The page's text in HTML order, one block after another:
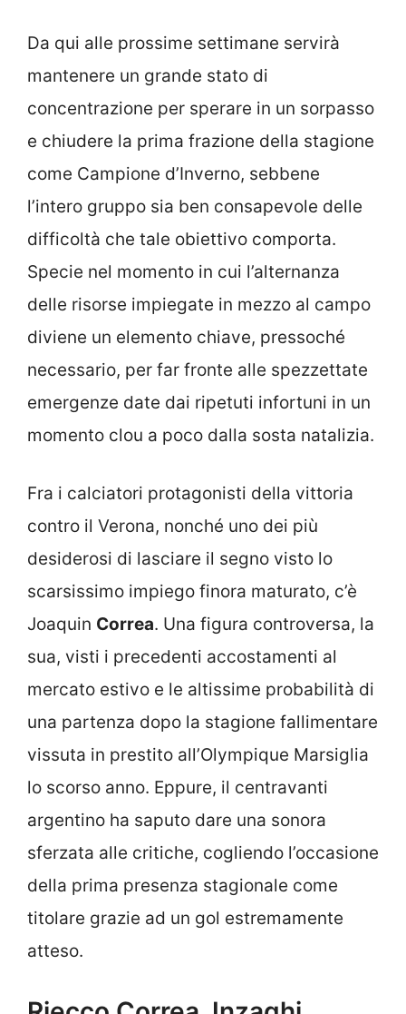
Da qui alle prossime settimane servirà
mantenere un grande stato di
concentrazione per sperare in un sorpasso
e chiudere la prima frazione della stagione
come Campione d’Inverno, sebbene
l’intero gruppo sia ben consapevole delle
difficoltà che tale obiettivo comporta.
Specie nel momento in cui l’alternanza
delle risorse impiegate in mezzo al campo
diviene un elemento chiave, pressoché
necessario, per far fronte alle spezzettate
emergenze date dai ripetuti infortuni in un
momento clou a poco dalla sosta natalizia.
Fra i calciatori protagonisti della vittoria
contro il Verona, nonché uno dei più
desiderosi di lasciare il segno visto lo
scarsissimo impiego finora maturato, c’è
Joaquin Correa. Una figura controversa, la
sua, visti i precedenti accostamenti al
mercato estivo e le altissime probabilità di
una partenza dopo la stagione fallimentare
vissuta in prestito all’Olympique Marsiglia
lo scorso anno. Eppure, il centravanti
argentino ha saputo dare una sonora
sferzata alle critiche, cogliendo l’occasione
della prima presenza stagionale come
titolare grazie ad un gol estremamente
atteso.